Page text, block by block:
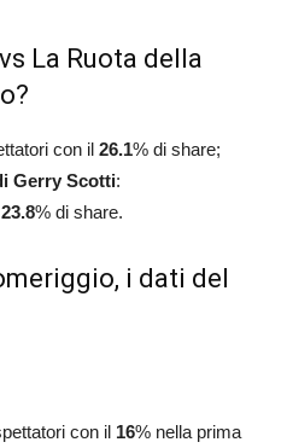
La Ruota della
con il 26.1% di share;
Gerry Scotti:
23.8% di share.
i dati del
con il 16% nella prima